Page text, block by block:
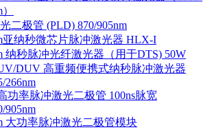
二极管 (PLD) 870/905nm
亚纳秒微芯片脉冲激光器 HLX-I
纳秒脉冲光纤激光器（用于DTS) 50W
DUV 高重频便携式纳秒脉冲激光器
266nm
功率脉冲激光二极管 100ns脉宽
905nm
大功率脉冲激光二极管模块